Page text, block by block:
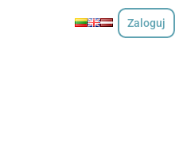
Zaloguj